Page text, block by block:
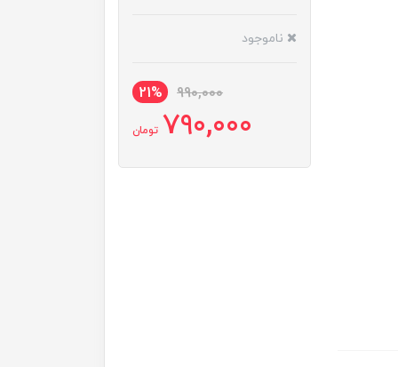
ناموجود
990,000
21%
790,000 تومان